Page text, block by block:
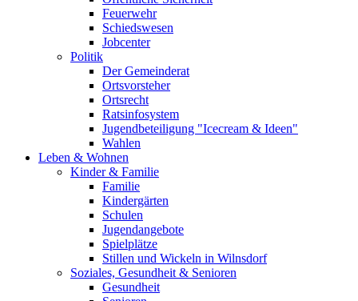
Feuerwehr
Schiedswesen
Jobcenter
Politik
Der Gemeinderat
Ortsvorsteher
Ortsrecht
Ratsinfosystem
Jugendbeteiligung "Icecream & Ideen"
Wahlen
Leben & Wohnen
Kinder & Familie
Familie
Kindergärten
Schulen
Jugendangebote
Spielplätze
Stillen und Wickeln in Wilnsdorf
Soziales, Gesundheit & Senioren
Gesundheit